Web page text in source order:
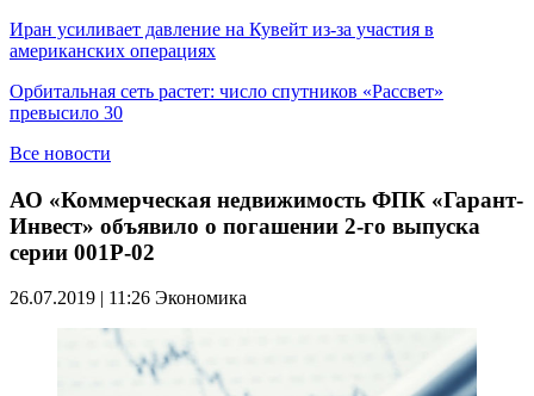
Иран усиливает давление на Кувейт из-за участия в
американских операциях
Орбитальная сеть растет: число спутников «Рассвет»
превысило 30
Все новости
АО «Коммерческая недвижимость ФПК «Гарант-
Инвест» объявило о погашении 2-го выпуска
серии 001Р-02
26.07.2019 | 11:26 Экономика